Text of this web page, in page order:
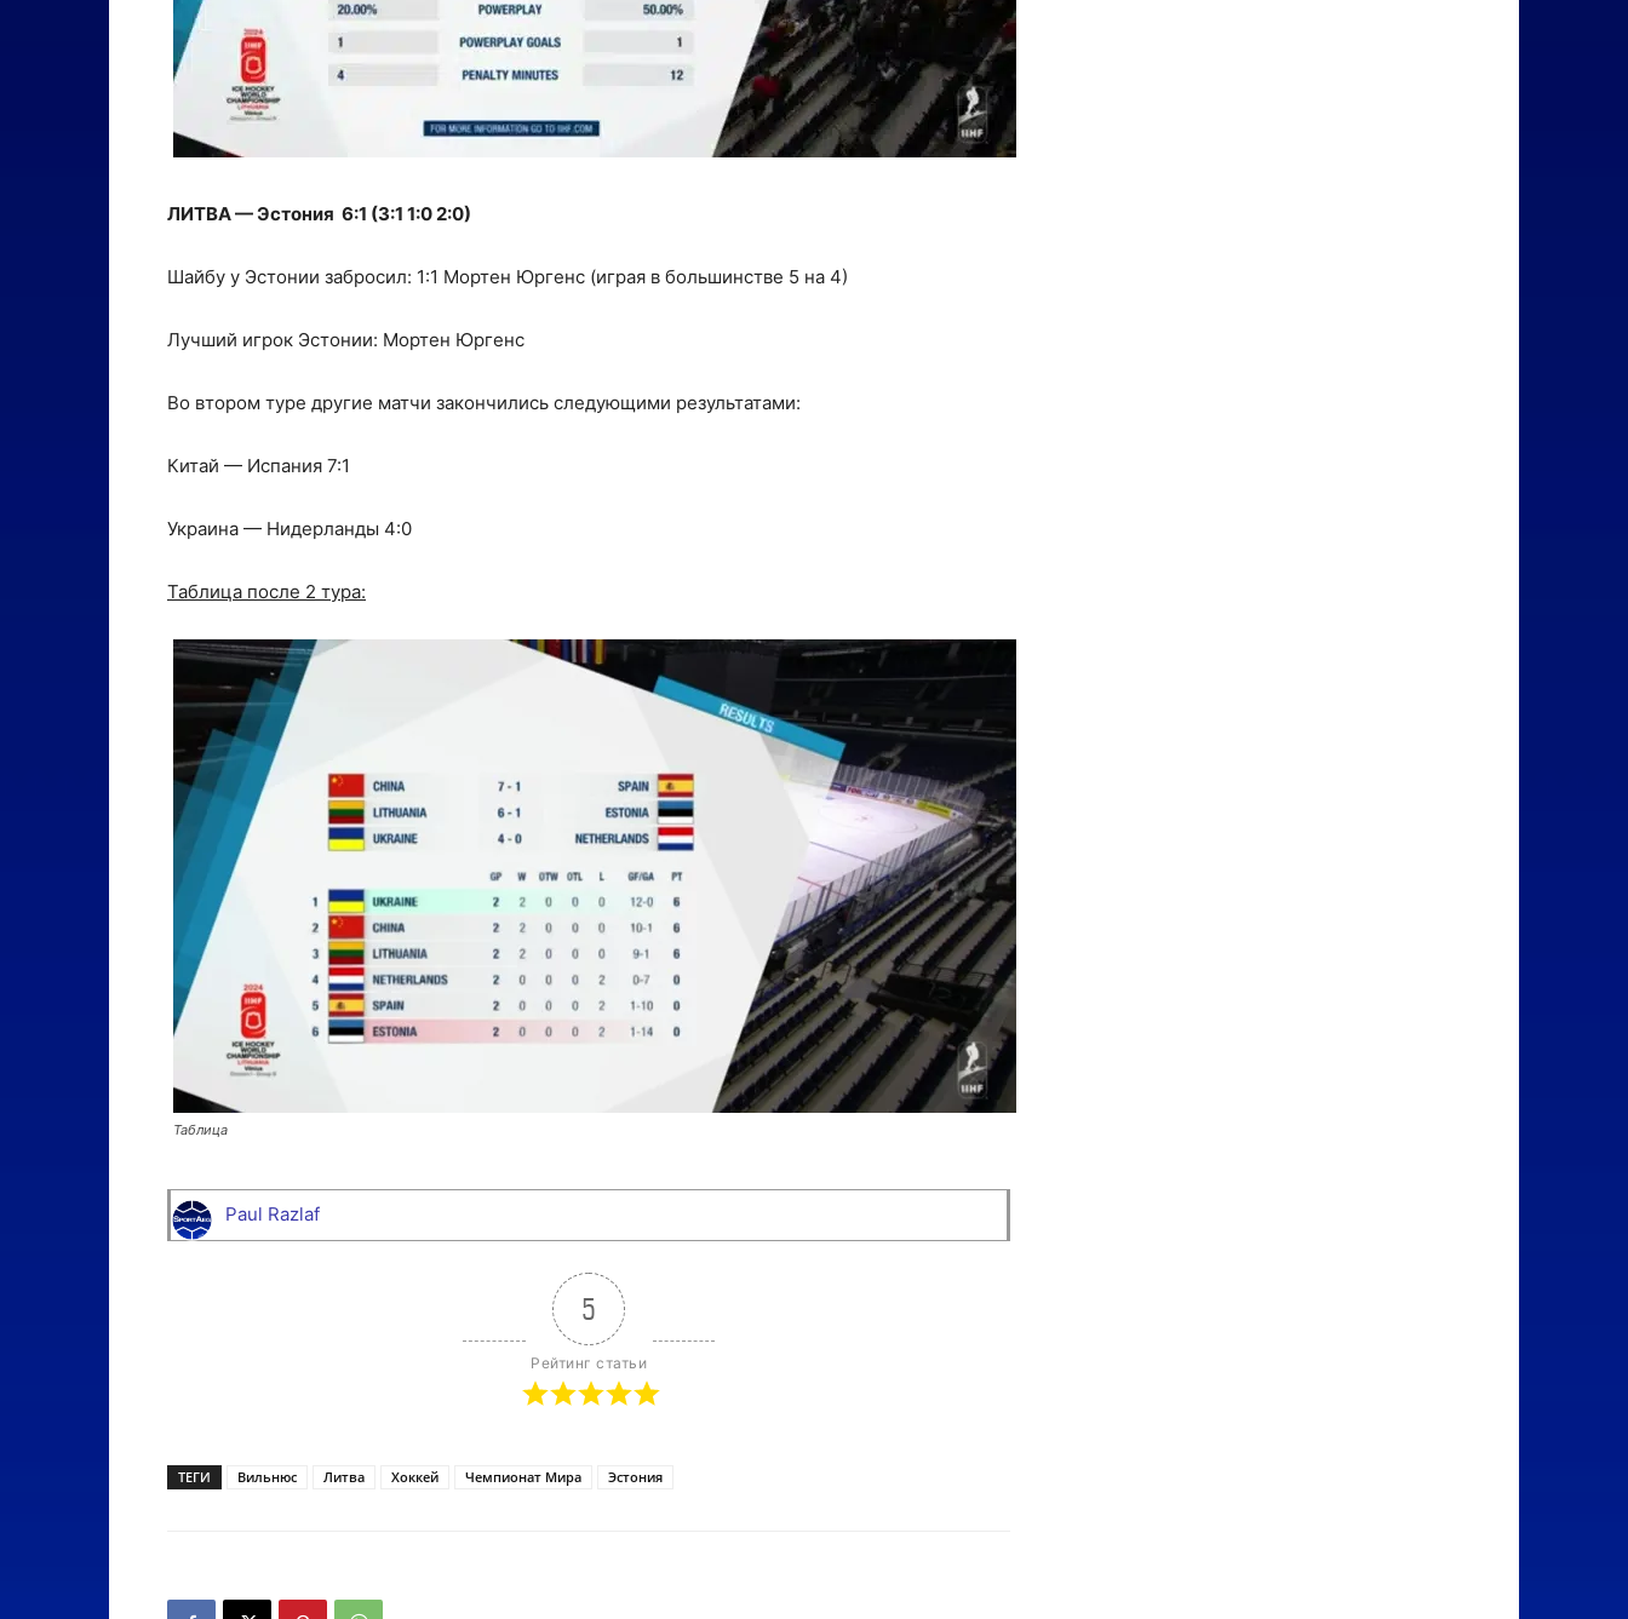
ЛИТВА — Эстония 6:1 (3:1 1:0 2:0)
Шайбу у Эстонии забросил: 1:1 Мортен Юргенс (играя в большинстве 5 на 4)
Лучший игрок Эстонии: Мортен Юргенс
Во втором туре другие матчи закончились следующими результатами:
Китай — Испания 7:1
Украина — Нидерланды 4:0
Таблица после 2 тура:
Таблица
Paul Razlaf
5
Рейтинг статьи
ТЕГИ Вильнюс Литва Хоккей Чемпионат Мира Эстония